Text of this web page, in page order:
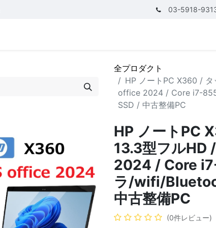
03-5918-
全プロダクト
HP ノートPC X360 /
office 2024 / Core i7-
SSD / 中古整備PC
HP ノートPC
13.3型フルHD
2024 / Core
ラ/wifi/
中古整備PC
(0件レビュー)